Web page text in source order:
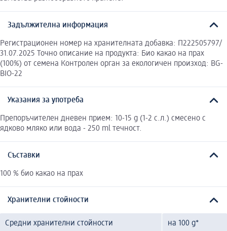
Задължителна информация
Регистрационен номер на хранителната добавка: П222505797/
31.07.2025 Точно описание на продукта: Био какао на прах
(100%) от семена Контролен орган за екологичен произход: BG-
BIO-22
Указания за употреба
Препоръчителен дневен прием: 10-15 g (1-2 с.л.) смесено с
ядково мляко или вода - 250 ml течност.
Съставки
100 % био какао на прах
Хранителни стойности
Средни хранителни стойности на 100 g*